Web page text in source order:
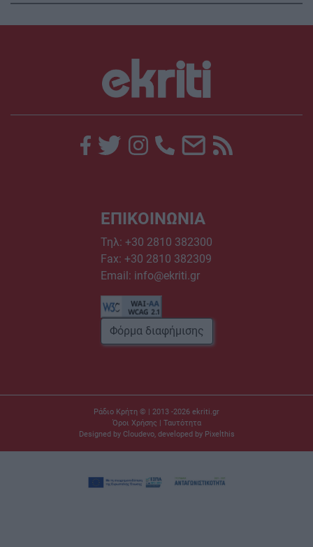
ΕΠΙΚΟΙΝΩΝΙΑ
Τηλ: +30 2810 382300
Fax: +30 2810 382309
Email: info@ekriti.gr
Φόρμα διαφήμισης
Ράδιο Κρήτη © | 2013 -2026 ekriti.gr
Όροι Χρήσης
Ταυτότητα
Designed by Cloudevo, developed by Pixelthis